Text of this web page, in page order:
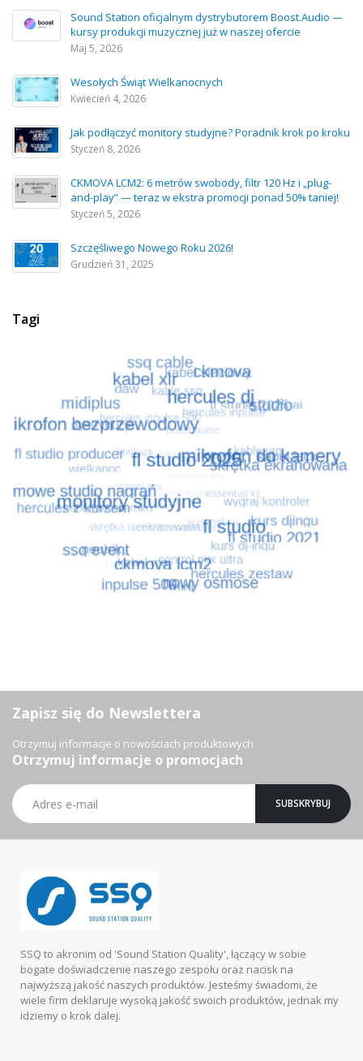
Sound Station oficjalnym dystrybutorem Boost.Audio —
kursy produkcji muzycznej już w naszej ofercie
Maj 5, 2026
Wesołych Świąt Wielkanocnych
Kwiecień 4, 2026
Jak podłączyć monitory studyjne? Poradnik krok po kroku
Styczeń 8, 2026
CKMOVA LCM2: 6 metrów swobody, filtr 120 Hz i „plug-
and-play” — teraz w ekstra promocji ponad 50% taniej!
Styczeń 5, 2026
Szczęśliwego Nowego Roku 2026!
Grudzień 31, 2025
Tagi
Zapisz się do Newslettera
Otrzymuj informacje o nowościach produktowych
Otrzymuj informacje o promocjach
Subskrybuj
nasz
newsletter:
SUBSKRYBUJ
SSQ to akronim od 'Sound Station Quality', łączący w sobie
bogate doświadczenie naszego zespołu oraz nacisk na
najwyższą jakość naszych produktów. Jesteśmy świadomi, że
wiele firm deklaruje wysoką jakość swoich produktów, jednak my
idziemy o krok dalej.